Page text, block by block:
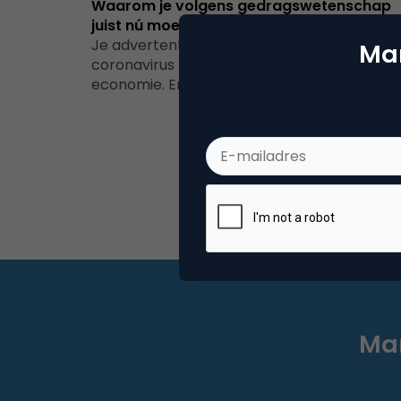
Waarom je volgens gedragswetenschap
juist nú moet communiceren
Je advertentiebudget is nu meer waardHet
coronavirus heeft een flinke impact op de
economie. Er heerst veel angst, wat van…